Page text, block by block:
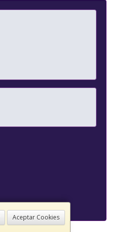
Aceptar Cookies